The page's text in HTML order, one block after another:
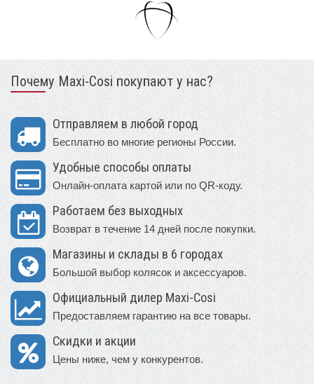
Почему Maxi-Cosi покупают у нас?
Отправляем в любой город
Бесплатно во многие регионы России.
Удобные способы оплаты
Онлайн-оплата картой или по QR-коду.
Работаем без выходных
Возврат в течение 14 дней после покупки.
Магазины и склады в 6 городах
Большой выбор колясок и аксессуаров.
Официальный дилер Maxi-Cosi
Предоставляем гарантию на все товары.
Скидки и акции
Цены ниже, чем у конкурентов.